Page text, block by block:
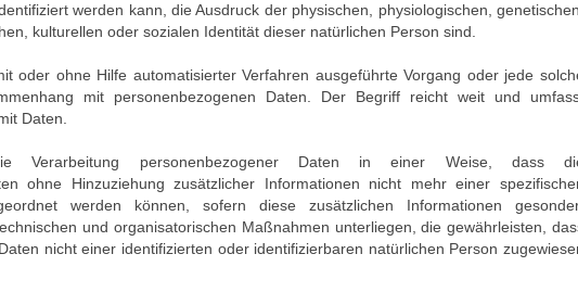
werden kann, die Ausdruck der physischen, physiologischen, genetischen,
kulturellen oder sozialen Identität dieser natürlichen Person sind.
oder ohne Hilfe automatisierter Verfahren ausgeführte Vorgang oder jede
mit personenbezogenen Daten. Der Begriff reicht weit und
Daten.
die Verarbeitung personenbezogener Daten in einer Weise, dass
ohne Hinzuziehung zusätzlicher Informationen nicht mehr einer
werden können, sofern diese zusätzlichen Informationen
und organisatorischen Maßnahmen unterliegen, die gewährleisten,
nicht einer identifizierten oder identifizierbaren natürlichen Person